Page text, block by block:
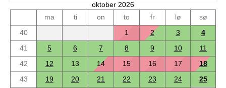
oktober 2026
ma
ti on to fr lø
sø
40
1 2 3
4
41
5 6 7 8 9 10
11
42
12 13 14 15 16 17
18
43
19 20 21 22 23 24
25